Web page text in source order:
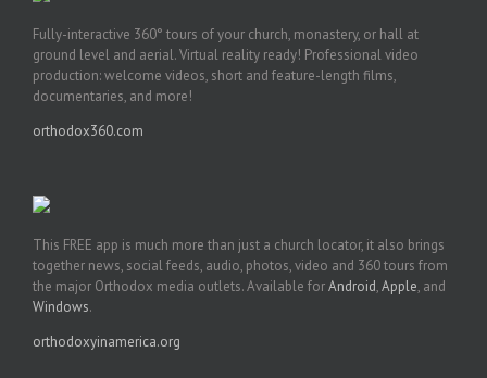
Fully-interactive 360° tours of your church, monastery, or hall at
ground level and aerial. Virtual reality ready! Professional video
production: welcome videos, short and feature-length films,
documentaries, and more!
orthodox360.com
This FREE app is much more than just a church locator, it also brings
together news, social feeds, audio, photos, video and 360 tours from
the major Orthodox media outlets. Available forAndroid,Apple, and
Windows.
orthodoxyinamerica.org